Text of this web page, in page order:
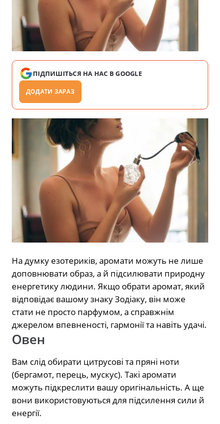
ПІДПИШІТЬСЯ НА НАС В GOOGLE
ДОДАТИ ЗАРАЗ
На думку езотериків, аромати можуть не лише
доповнювати образ, а й підсилювати природну
енергетику людини. Якщо обрати аромат, який
відповідає вашому знаку Зодіаку, він може
стати не просто парфумом, а справжнім
джерелом впевненості, гармонії та навіть удачі.
Овен
Вам слід обирати цитрусові та пряні ноти
(бергамот, перець, мускус). Такі аромати
можуть підкреслити вашу оригінальність. А ще
вони використовуються для підсилення сили й
енергії.